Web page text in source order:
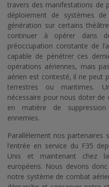
travers des manifestations de
déploiement de systèmes
génération sur certains
continuer à opérer dans
préoccupation constante de
capable de pénétrer ces
opérations aériennes, mais
aérien est contesté, il ne peut
terrestres ou maritimes.
nécessaire pour nous doter de
en matière de suppression
ennemies.
Parallèlement nos partenaires
l’entrée en service du F35
Unis et maintenant chez
européens. Nous devons
notre système de combat